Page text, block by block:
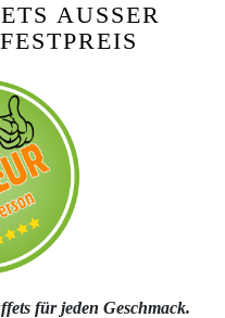
AUSSER
für jeden Geschmack.